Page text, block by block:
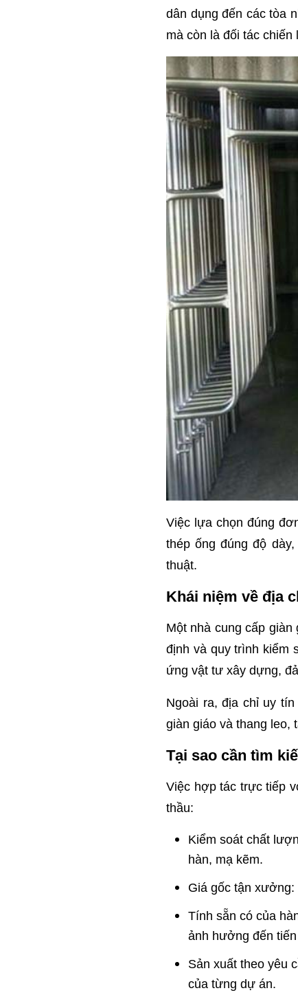
dân dụng đến các tòa
mà còn là đối tác
Việc lựa chọn đúng
thép ống đúng độ
thuật.
Khái niệm về địa
Một nhà cung cấp
định và quy trình kiểm
ứng vật tư xây dựng,
Ngoài ra, địa chỉ uy
giàn giáo và thang leo,
Tại sao cần tìm
Việc hợp tác trực tiếp
thầu:
Kiểm soát chất
hàn, mạ kẽm.
Giá gốc tận
Tính sẵn có của
ảnh hưởng đến
Sản xuất theo yêu
của từng dự án.